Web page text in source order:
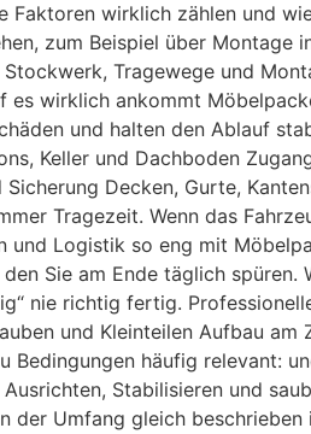
wirklich zählen und
zum Beispiel über Montage
Tragewege und
wirklich ankommt
und halten den Ablauf
Keller und Dachboden
Decken, Gurte,
Tragezeit. Wenn das
Logistik so eng mit
Sie am Ende täglich spüren.
nie richtig fertig.
und Kleinteilen Aufbau
häufig relevant:
Stabilisieren und
Umfang gleich